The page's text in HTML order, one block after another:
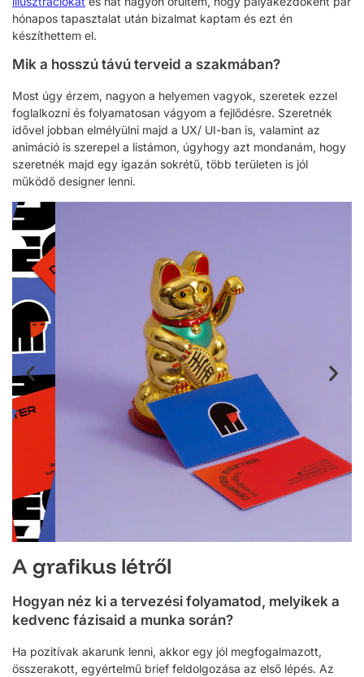
hónapos tapasztalat után bizalmat kaptam és ezt én
készíthettem el.
Mik a hosszú távú terveid a szakmában?
Most úgy érzem, nagyon a helyemen vagyok, szeretek ezzel
foglalkozni és folyamatosan vágyom a fejlődésre. Szeretnék
idővel jobban elmélyülni majd a UX/ UI-ban is, valamint az
animáció is szerepel a listámon, úgyhogy azt mondanám, hogy
szeretnék majd egy igazán sokrétű, több területen is jól
működő designer lenni.
A grafikus létről
Hogyan néz ki a tervezési folyamatod, melyikek a
kedvenc fázisaid a munka során?
Ha pozitívak akarunk lenni, akkor egy jól megfogalmazott,
összerakott, egyértelmű brief feldolgozása az első lépés. Az